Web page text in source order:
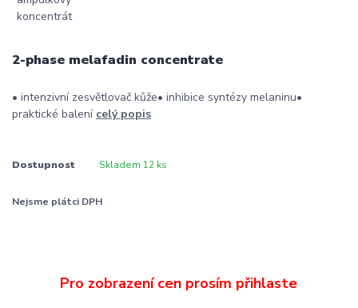
2-phase melafadin concentrate
• intenzivní zesvětlovač kůže• inhibice syntézy melaninu•
praktické balení celý popis
Dostupnost Skladem 12 ks
Nejsme plátci DPH